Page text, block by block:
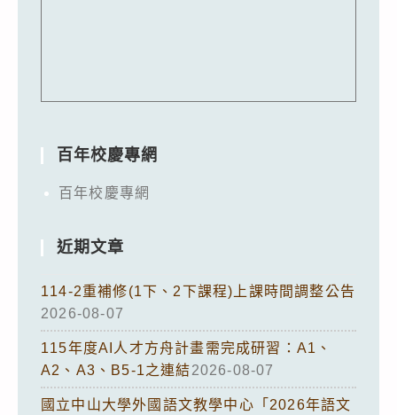
百年校慶專網
百年校慶專網
近期文章
114-2重補修(1下、2下課程)上課時間調整公告
2026-08-07
115年度AI人才方舟計畫需完成研習：A1、
A2、A3、B5-1之連結2026-08-07
國立中山大學外國語文教學中心「2026年語文